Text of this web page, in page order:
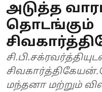
அடுத்த
தொடங்கும்
மந்தனா மற்றும்